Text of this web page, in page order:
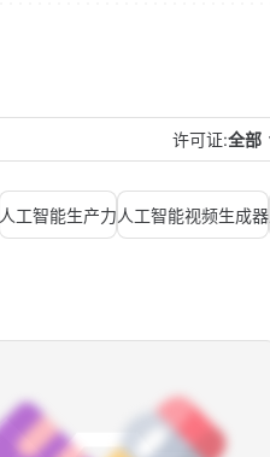
许可证:全部
人工智能生产力人工智能视频生成器